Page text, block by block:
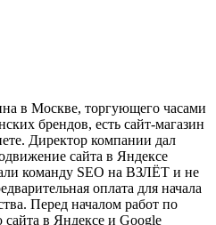
в Москве, торгующего часами
брендов, есть сайт-магазин
Директор компании дал
сайта в Яндексе
команду SEO на ВЗЛЁТ и не
оплата для начала
Перед началом работ по
в Яндексе и Google